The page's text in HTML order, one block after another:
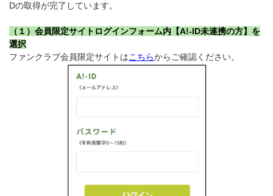
Dの取得が完了しています。
（１）会員限定サイトログインフォーム内【A!-ID未連携の方】を
選択
ファンクラブ会員限定サイトはこちらからご確認ください。